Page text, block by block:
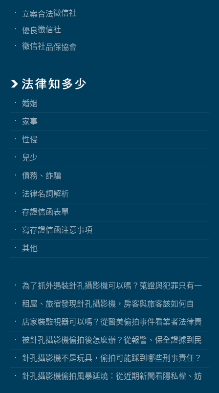
立案合法徵信社
優良徵信社
徵信社品保協會
婚姻
家事
性侵
兒少
債務、詐騙
法律名詞解析
存證信函表單
寫存證信函注意事項
其他
為了抓外遇裝針孔攝影機可以嗎？蒐證與犯罪只有一
線之隔
租屋、旅宿發現針孔攝影機，房客與旅客該如何自
保？
店家裝監視器可以嗎？從醫美偷拍事件看業者法律責
任
被針孔攝影機偷拍後怎麼辦？從報警、保全證據到民
事求償
針孔攝影機不是玩具，偷拍可能踩到哪些刑事責任？
針孔攝影機偷拍風暴延燒：從近期新聞看隱私權、妨